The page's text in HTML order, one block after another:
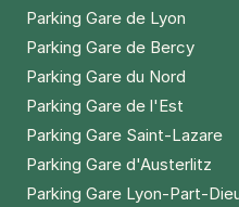
Parking Gare de Lyon
Parking Gare de Bercy
Parking Gare du Nord
Parking Gare de l'Est
Parking Gare Saint-Lazare
Parking Gare d'Austerlitz
Parking Gare Lyon-Part-